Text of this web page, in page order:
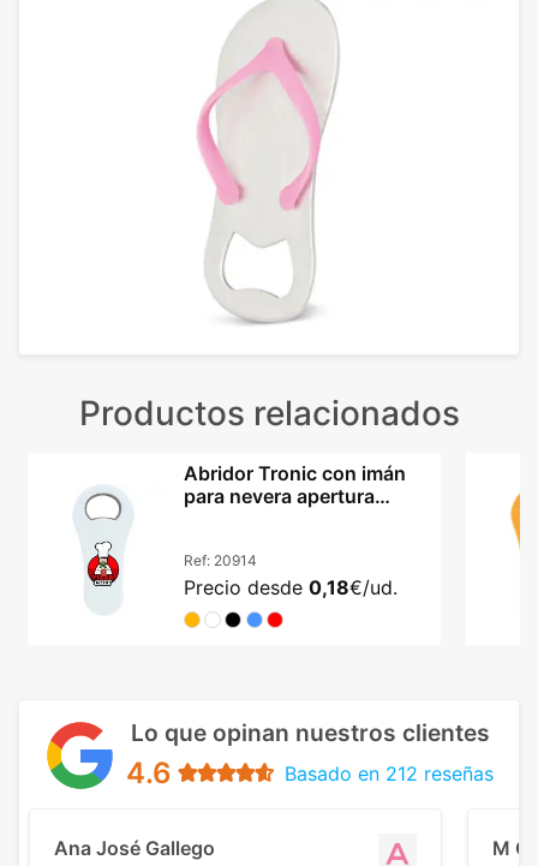
Productos relacionados
Abridor Tronic con imán
para nevera apertura
Ref: 20914
Precio desde 0,18€/ud.
Lo que opinan nuestros clientes
4.6 Basado en 212 reseñas
Ana José Gallego M C